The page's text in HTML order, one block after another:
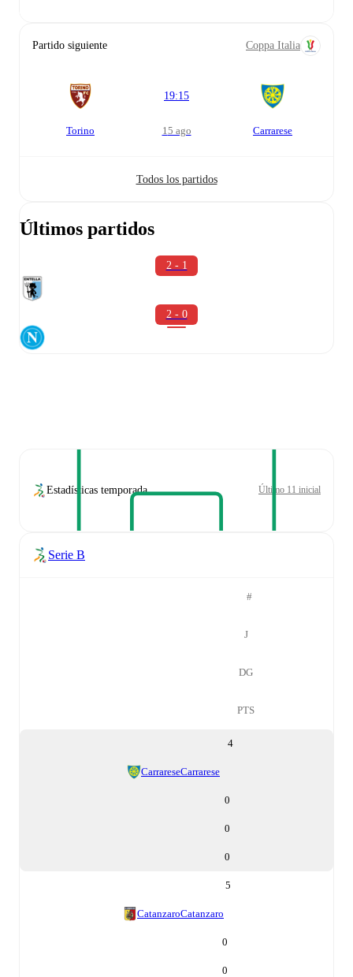
Partido siguiente Coppa Italia
Torino
19:15
15 ago Carrarese
Todos los partidos
Últimos partidos
2 - 1
2 - 0
Estadísticas temporada Último 11 inicial
Serie B
#
J
DG
PTS
4
CarrareseCarrarese
0
0
0
5
CatanzaroCatanzaro
0
0